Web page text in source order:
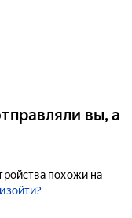
вы, а
похожи на